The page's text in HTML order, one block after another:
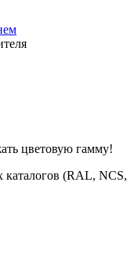
цветовую гамму!
каталогов (RAL, NCS,